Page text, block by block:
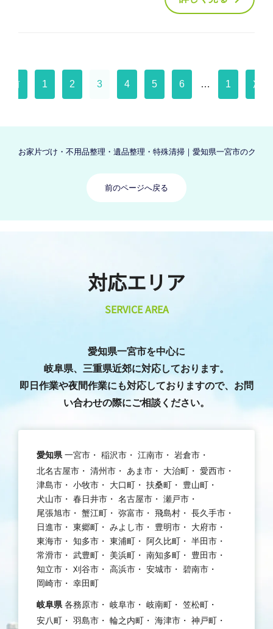
前 1 2 3 4 5 6 … 1 次
お家片づけ・不用品整理・遺品整理・特殊清掃｜愛知県一宮市のクリ
前のページへ戻る
対応エリア
SERVICE AREA
愛知県一宮市を中心に
岐阜県、三重県近郊に対応しております。
即日作業や夜間作業にも対応しておりますので、お問
い合わせの際にご相談ください。
愛知県 一宮市 稲沢市 江南市
岩倉市
北名古屋市
清州市 あま市 大治町
愛西市
津島市
小牧市 大口町 扶桑町
豊山町
犬山市
春日井市 名古屋市
瀬戸市
尾張旭市
蟹江町 弥富市 飛島村
長久手市
日進市
東郷町 みよし市 豊明市
大府市
東海市
知多市 東浦町 阿久比町
半田市
常滑市
武豊町 美浜町 南知多町
豊田市
知立市
刈谷市 高浜市 安城市
碧南市
岡崎市
幸田町
岐阜県 各務原市 岐阜市 岐南町
笠松町
安八町
羽島市 輪之内町 海津市
神戸町